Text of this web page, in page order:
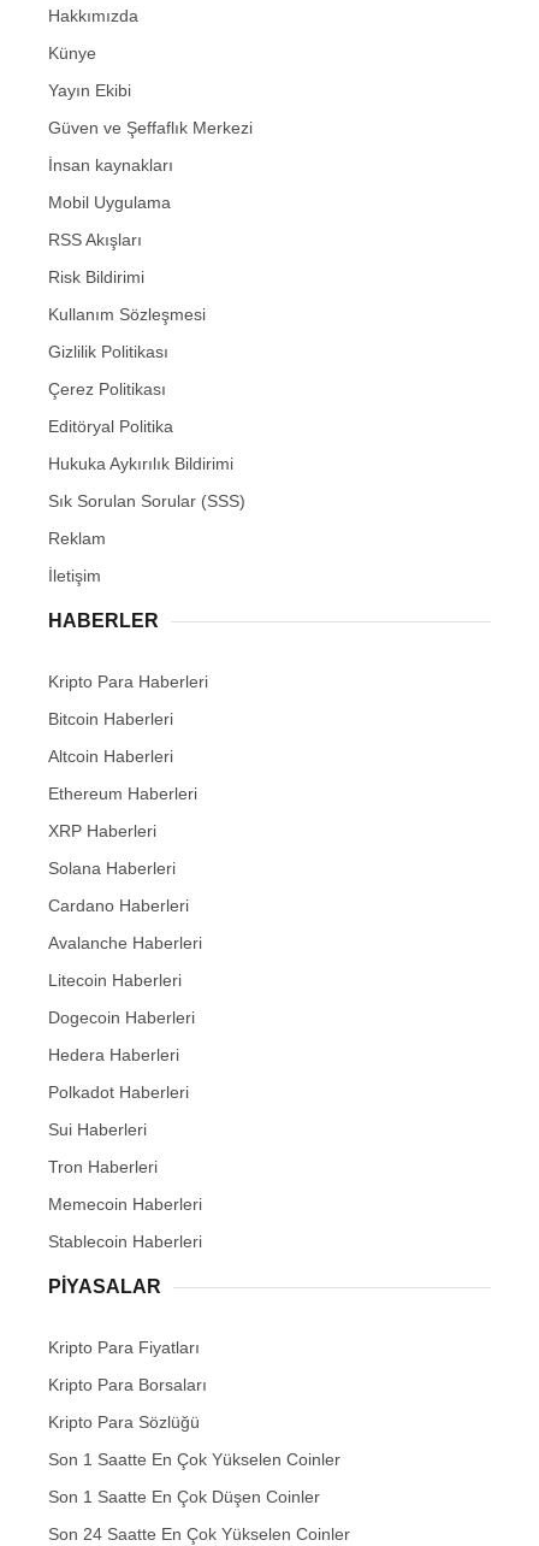
Hakkımızda
Künye
Yayın Ekibi
Güven ve Şeffaflık Merkezi
İnsan kaynakları
Mobil Uygulama
RSS Akışları
Risk Bildirimi
Kullanım Sözleşmesi
Gizlilik Politikası
Çerez Politikası
Editöryal Politika
Hukuka Aykırılık Bildirimi
Sık Sorulan Sorular (SSS)
Reklam
İletişim
HABERLER
Kripto Para Haberleri
Bitcoin Haberleri
Altcoin Haberleri
Ethereum Haberleri
XRP Haberleri
Solana Haberleri
Cardano Haberleri
Avalanche Haberleri
Litecoin Haberleri
Dogecoin Haberleri
Hedera Haberleri
Polkadot Haberleri
Sui Haberleri
Tron Haberleri
Memecoin Haberleri
Stablecoin Haberleri
PIYASALAR
Kripto Para Fiyatları
Kripto Para Borsaları
Kripto Para Sözlüğü
Son 1 Saatte En Çok Yükselen Coinler
Son 1 Saatte En Çok Düşen Coinler
Son 24 Saatte En Çok Yükselen Coinler